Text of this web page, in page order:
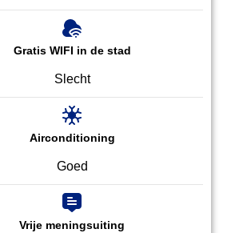
Gratis WIFI in de stad
Slecht
Airconditioning
Goed
Vrije meningsuiting